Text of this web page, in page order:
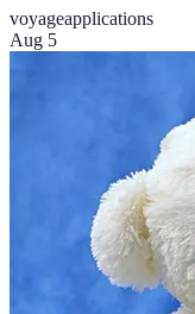
voyageapplications
Aug 5